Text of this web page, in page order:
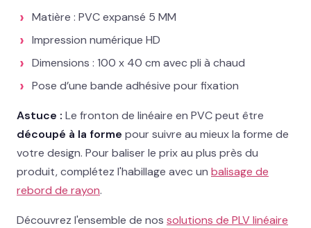
Devis gratuit →
Matière : PVC expansé 5 MM
Impression numérique HD
Dimensions : 100 x 40 cm avec pli à chaud
Pose d’une bande adhésive pour fixation
Astuce : Le fronton de linéaire en PVC peut être
découpé à la forme pour suivre au mieux la forme de
votre design. Pour baliser le prix au plus près du
produit, complétez l'habillage avec un balisage de
rebord de rayon.
Découvrez l'ensemble de nos solutions de PLV linéaire